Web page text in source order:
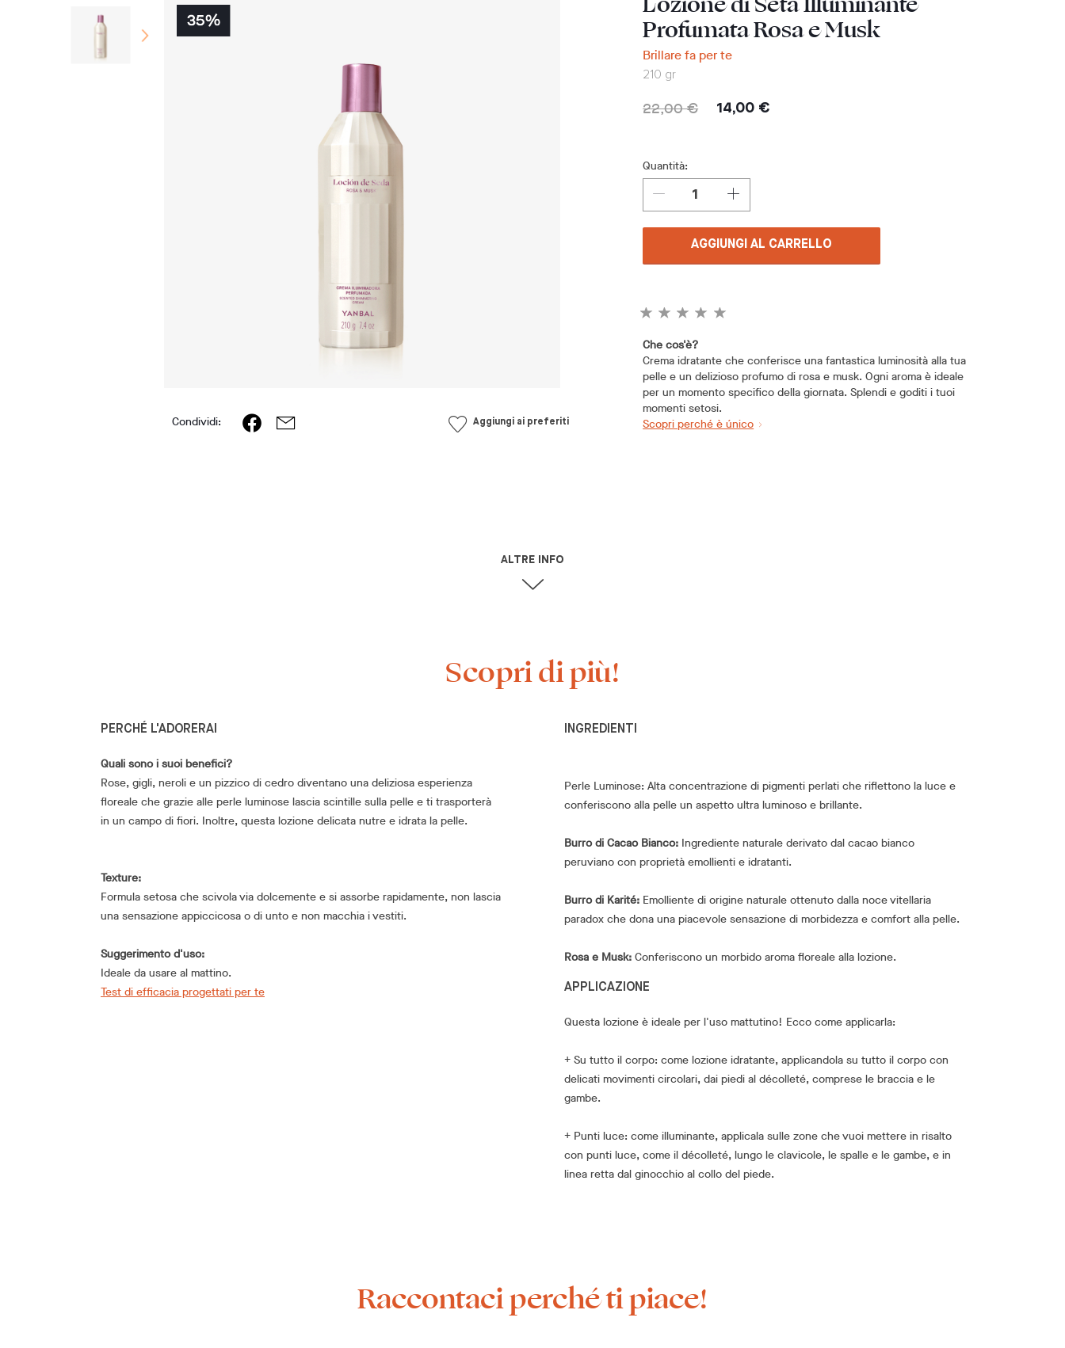
Condividi: Aggiungi ai preferiti
Profumata Rosa e Musk
Brillare fa per te
210 gr
22,00 € 14,00 €
Quantità:
AGGIUNGI AL CARRELLO
Che cos'è?
Crema idratante che conferisce una fantastica luminosità alla tua
pelle e un delizioso profumo di rosa e musk. Ogni aroma è ideale
per un momento specifico della giornata. Splendi e goditi i tuoi
momenti setosi.
Scopri perché è único
Scopri di più!
PERCHÉ L'ADORERAI
Quali sono i suoi benefici?
Rose, gigli, neroli e un pizzico di cedro diventano una deliziosa esperienza
floreale che grazie alle perle luminose lascia scintille sulla pelle e ti trasporterà
in un campo di fiori. Inoltre, questa lozione delicata nutre e idrata la pelle.
Texture:
Formula setosa che scivola via dolcemente e si assorbe rapidamente, non lascia
una sensazione appiccicosa o di unto e non macchia i vestiti.
Suggerimento d'uso:
Ideale da usare al mattino.
Test di efficacia progettati per te
INGREDIENTI
Perle Luminose: Alta concentrazione di pigmenti perlati che riflettono la luce e
conferiscono alla pelle un aspetto ultra luminoso e brillante.
Burro di Cacao Bianco: Ingrediente naturale derivato dal cacao bianco
peruviano con proprietà emollienti e idratanti.
Burro di Karité: Emolliente di origine naturale ottenuto dalla noce vitellaria
paradox che dona una piacevole sensazione di morbidezza e comfort alla pelle.
Rosa e Musk: Conferiscono un morbido aroma floreale alla lozione.
APPLICAZIONE
Questa lozione è ideale per l'uso mattutino! Ecco come applicarla:
+ Su tutto il corpo: come lozione idratante, applicandola su tutto il corpo con
delicati movimenti circolari, dai piedi al décolleté, comprese le braccia e le
gambe.
+ Punti luce: come illuminante, applicala sulle zone che vuoi mettere in risalto
con punti luce, come il décolleté, lungo le clavicole, le spalle e le gambe, e in
linea retta dal ginocchio al collo del piede.
Raccontaci perché ti piace!